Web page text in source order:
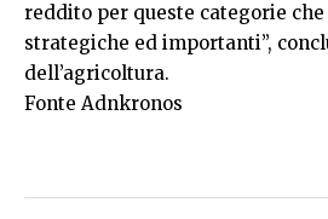
reddito per queste categorie
strategiche ed importanti”,
dell’agricoltura.
Fonte Adnkronos